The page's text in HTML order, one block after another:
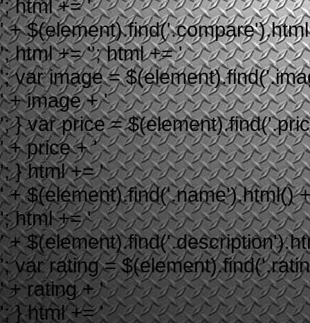
'; html += '
' +
'; html += ''; html += '
'; var image =
' + image + '
'; } var price =
' + price + '
'; } html += '
' + $(element).find('.name').html()
'; html += '
' +
'; var rating =
' + rating + '
'; } html += '